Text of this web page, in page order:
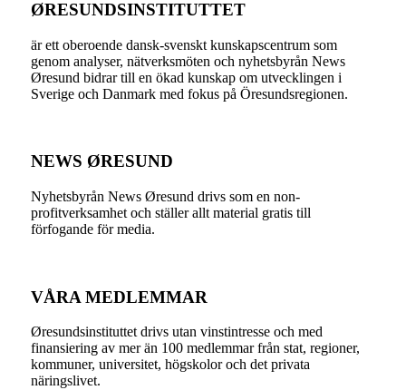
ØRESUNDSINSTITUTTET
är ett oberoende dansk-svenskt kunskapscentrum som
genom analyser, nätverksmöten och nyhetsbyrån News
Øresund bidrar till en ökad kunskap om utvecklingen i
Sverige och Danmark med fokus på Öresundsregionen.
NEWS ØRESUND
Nyhetsbyrån News Øresund drivs som en non-
profitverksamhet och ställer allt material gratis till
förfogande för media.
VÅRA MEDLEMMAR
Øresundsinstituttet drivs utan vinst­intresse och med
finansiering av mer än 100 medlemmar från stat, regioner,
kommuner, universitet, högskolor och det privata
näringslivet.